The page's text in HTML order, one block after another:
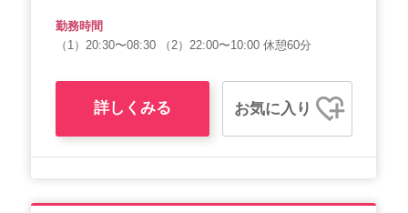
勤務時間
（1）20:30〜08:30 （2）22:00〜10:00 休憩60分
詳しくみる お気に入り